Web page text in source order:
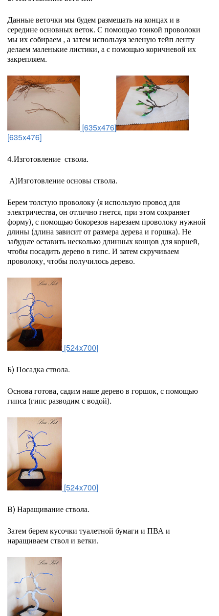
Данные веточки мы будем размещать на концах и в
середине основных веток. С помощью тонкой проволоки
мы их собираем , а затем используя зеленую тейп ленту
делаем маленькие листики, а с помощью коричневой их
закрепляем.
[635x476]
[635x476]
4.Изготовление ствола.
А)Изготовление основы ствола.
Берем толстую проволоку (я использую провод для
электричества, он отлично гнется, при этом сохраняет
форму), с помощью бокорезов нарезаем проволоку нужной
длины (длина зависит от размера дерева и горшка). Не
забудьте оставить несколько длинных концов для корней,
чтобы посадить дерево в гипс. И затем скручиваем
проволоку, чтобы получилось дерево.
[524x700]
Б) Посадка ствола.
Основа готова, садим наше дерево в горшок, с помощью
гипса (гипс разводим с водой).
[524x700]
В) Наращивание ствола.
Затем берем кусочки туалетной бумаги и ПВА и
наращиваем ствол и ветки.